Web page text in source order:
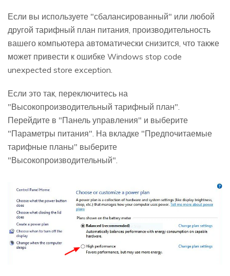
Если вы используете "сбалансированный" или любой
другой тарифный план питания, производительность
вашего компьютера автоматически снизится, что также
может привести к ошибке Windows stop code
unexpected store exception.
Если это так, переключитесь на
"Высокопроизводительный тарифный план".
Перейдите в "Панель управления" и выберите
"Параметры питания". На вкладке "Предпочитаемые
тарифные планы" выберите
"Высокопроизводительный".